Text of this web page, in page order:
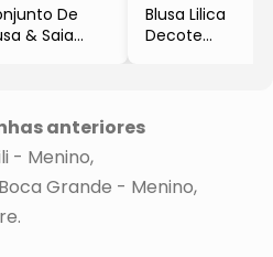
De
& Saia
Blusa Lilica
Decote
anteriores
- Menino
Boca Grande - Menino